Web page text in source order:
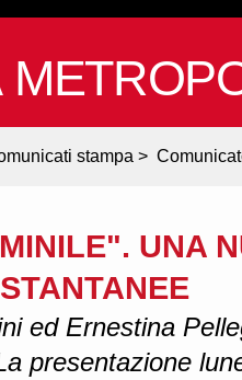
stampa >
UNA
ed Ernestina
presentazione